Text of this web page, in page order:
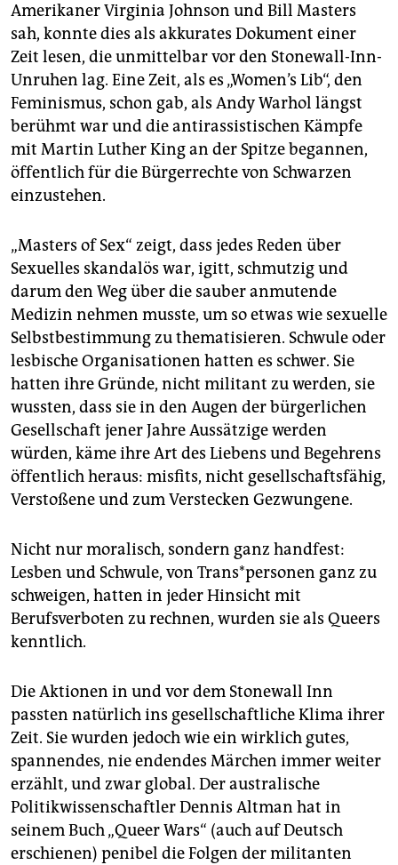
Amerikaner Virginia Johnson und Bill Masters
sah, konnte dies als akkurates Dokument einer
Zeit lesen, die unmittelbar vor den Stonewall-Inn-
Unruhen lag. Eine Zeit, als es „Women’s Lib“, den
Feminismus, schon gab, als Andy Warhol längst
berühmt war und die antirassistischen Kämpfe
mit Martin Luther King an der Spitze begannen,
öffentlich für die Bürgerrechte von Schwarzen
einzustehen.
„Masters of Sex“ zeigt, dass jedes Reden über
Sexuelles skandalös war, igitt, schmutzig und
darum den Weg über die sauber anmutende
Medizin nehmen musste, um so etwas wie sexuelle
Selbstbestimmung zu thematisieren. Schwule oder
lesbische Organisationen hatten es schwer. Sie
hatten ihre Gründe, nicht militant zu werden, sie
wussten, dass sie in den Augen der bürgerlichen
Gesellschaft jener Jahre Aussätzige werden
würden, käme ihre Art des Liebens und Begehrens
öffentlich heraus: misfits, nicht gesellschaftsfähig,
Verstoßene und zum Verstecken Gezwungene.
Nicht nur moralisch, sondern ganz handfest:
Lesben und Schwule, von Trans*personen ganz zu
schweigen, hatten in jeder Hinsicht mit
Berufsverboten zu rechnen, wurden sie als Queers
kenntlich.
Die Aktionen in und vor dem Stonewall Inn
passten natürlich ins gesellschaftliche Klima ihrer
Zeit. Sie wurden jedoch wie ein wirklich gutes,
spannendes, nie endendes Märchen immer weiter
erzählt, und zwar global. Der australische
Politikwissenschaftler Dennis Altman hat in
seinem Buch „Queer Wars“ (auch auf Deutsch
erschienen) penibel die Folgen der militanten